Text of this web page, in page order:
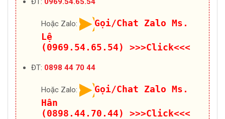
Hoặc Zalo:
Gọi/Chat Zalo Ms.
Lệ
(0969.54.65.54)
>>>Click<<<
ĐT: 0898 44 70 44
Hoặc Zalo:
Gọi/Chat Zalo Ms.
Hân
(0898.44.70.44)
>>>Click<<<